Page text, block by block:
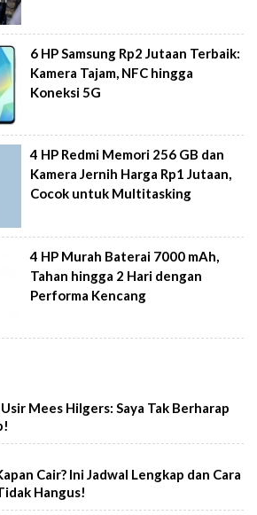
6 HP Samsung Rp2 Jutaan Terbaik:
Kamera Tajam, NFC hingga
Koneksi 5G
4 HP Redmi Memori 256 GB dan
Kamera Jernih Harga Rp1 Jutaan,
Cocok untuk Multitasking
4 HP Murah Baterai 7000 mAh,
Tahan hingga 2 Hari dengan
Performa Kencang
Mees Hilgers: Saya Tak Berharap
Cair? Ini Jadwal Lengkap dan Cara
Hangus!